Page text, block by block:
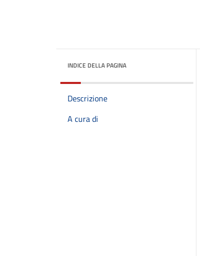
INDICE DELLA PAGINA
Descrizione
A cura di